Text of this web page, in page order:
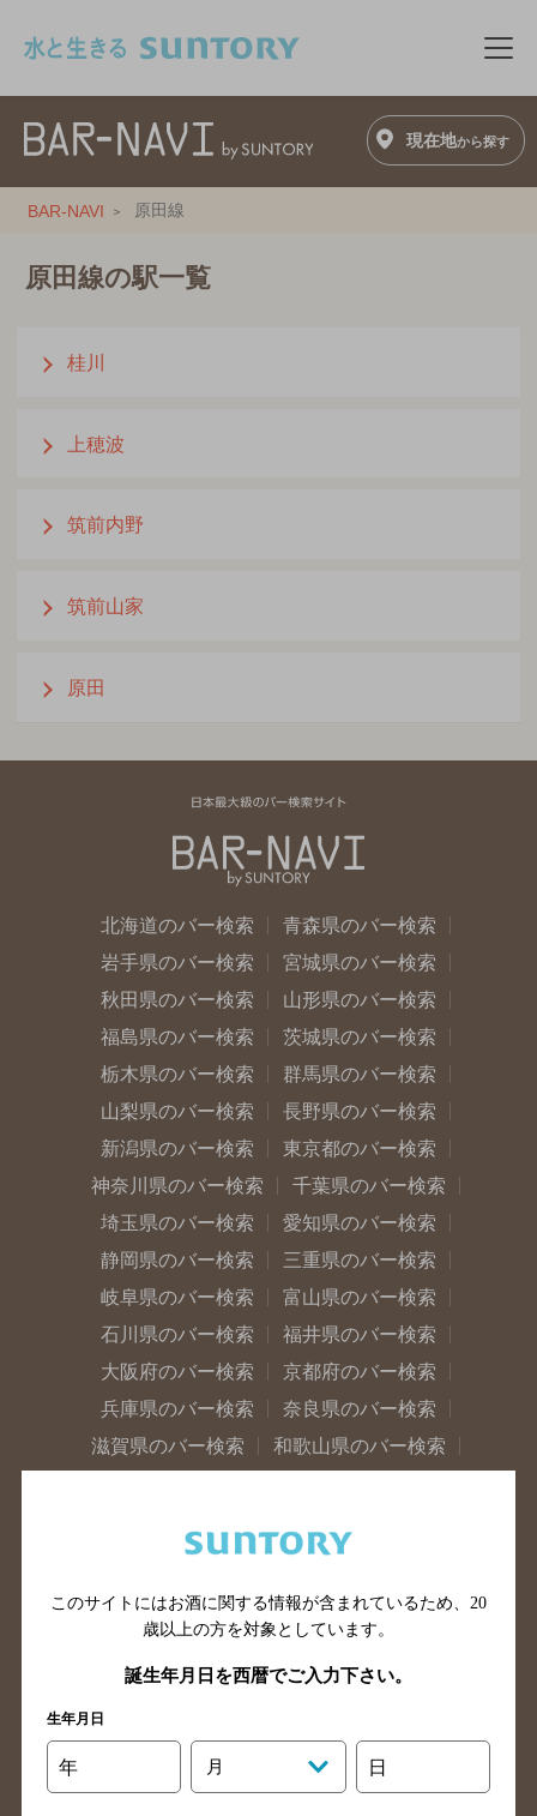
メ
現在地から探す
BAR-NAVI 原田線
原田線の駅一覧
桂川
上穂波
筑前内野
筑前山家
原田
北海道のバー検索
青森県のバー検索
岩手県のバー検索
宮城県のバー検索
秋田県のバー検索
山形県のバー検索
福島県のバー検索
茨城県のバー検索
栃木県のバー検索
群馬県のバー検索
山梨県のバー検索
長野県のバー検索
新潟県のバー検索
東京都のバー検索
神奈川県のバー検索
千葉県のバー検索
埼玉県のバー検索
愛知県のバー検索
静岡県のバー検索
三重県のバー検索
岐阜県のバー検索
富山県のバー検索
石川県のバー検索
福井県のバー検索
大阪府のバー検索
京都府のバー検索
兵庫県のバー検索
奈良県のバー検索
滋賀県のバー検索
和歌山県のバー検索
島根県のバー検索
徳島県のバー検索
香川県のバー検索
愛媛県のバー検索
高知県のバー検索
福岡県のバー検索
長崎県のバー検索
佐賀県のバー検索
宮崎県のバー検索
鹿児島県のバー検索
沖縄県のバー検索
このサイトにはお酒に関する情報が含まれているため、 20
歳以上の方を対象としています。
誕生年月日を西暦でご入力下さい。
生年月日
年 月 日